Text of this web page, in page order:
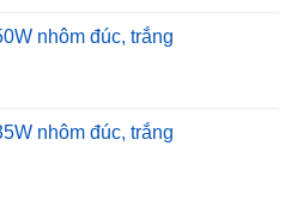
nhôm đúc, trắng
nhôm đúc, trắng